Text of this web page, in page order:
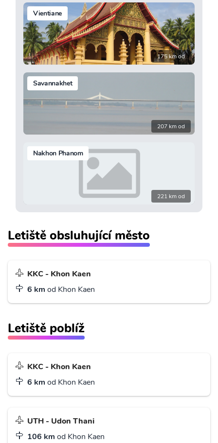
Vientiane
175 km od
Savannakhet
207 km od
Nakhon Phanom
221 km od
Letiště obsluhující město
KKC - Khon Kaen
6 km od Khon Kaen
Letiště poblíž
KKC - Khon Kaen
6 km od Khon Kaen
UTH - Udon Thani
106 km od Khon Kaen